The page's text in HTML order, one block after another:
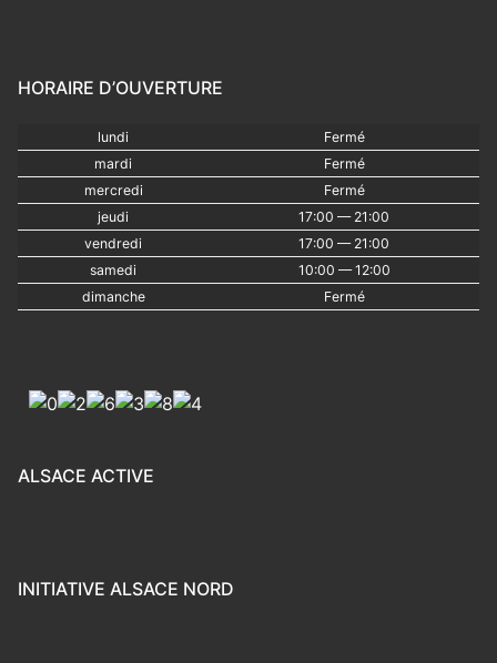
HORAIRE D’OUVERTURE
lundi
Fermé
mardi
Fermé
mercredi
Fermé
jeudi
17:00 — 21:00
vendredi
17:00 — 21:00
samedi
10:00 — 12:00
dimanche
Fermé
ALSACE ACTIVE
INITIATIVE ALSACE NORD